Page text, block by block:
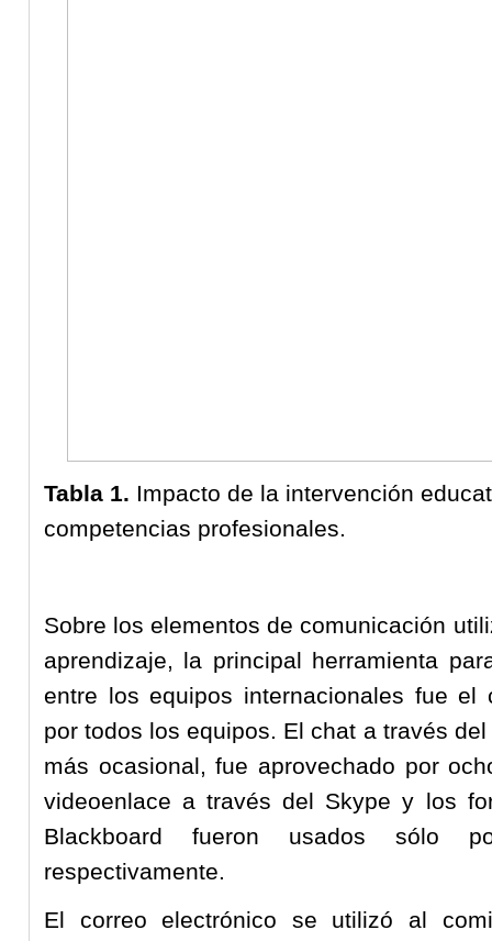
Tabla 1. Impacto de la intervención
competencias profesionales.
Sobre los elementos de comunicación
aprendizaje, la principal herramienta
entre los equipos internacionales fue el
por todos los equipos. El chat a través
más ocasional, fue aprovechado por
videoenlace a través del Skype y los
Blackboard fueron usados sólo
respectivamente.
El correo electrónico se utilizó al